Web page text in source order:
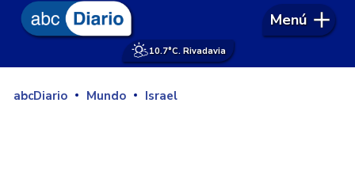
10.7°C. Rivadavia
Menú
abcDiario Mundo Israel